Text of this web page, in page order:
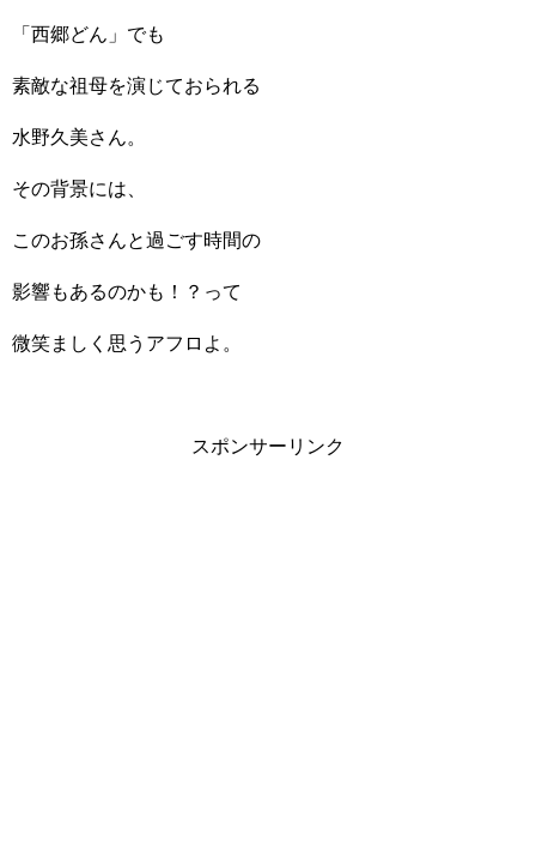
「西郷どん」でも
素敵な祖母を演じておられる
水野久美さん。
その背景には、
このお孫さんと過ごす時間の
影響もあるのかも！？って
微笑ましく思うアフロよ。
スポンサーリンク